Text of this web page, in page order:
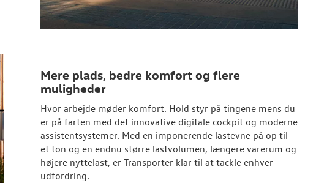
Mere plads, bedre komfort og flere
muligheder
Hvor arbejde møder komfort. Hold styr på tingene mens du
er på farten med det innovative digitale cockpit og moderne
assistentsystemer. Med en imponerende lastevne på op til
et ton og en endnu større lastvolumen, længere varerum og
højere nyttelast, er Transporter klar til at tackle enhver
udfordring.